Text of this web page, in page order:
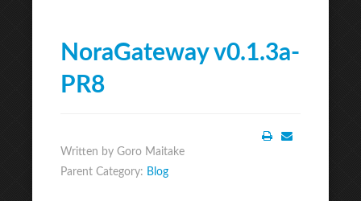
NoraGateway v0.1.3a-
PR8
Written by Goro Maitake
Parent Category: Blog